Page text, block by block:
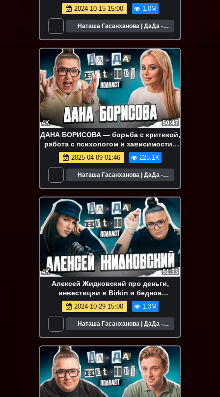
Подкаст
2024-10-15 15:00 1.0M
Наташа Гасанханова | ДаДа -
НетНет
4K 50:47
ДАНА БОРИСОВА — борьба с критикой,
работа с психологом и зависимости |
ДаДа — НетНет. Подкаст
2025-04-09 01:46 225.1K
Наташа Гасанханова | ДаДа -
НетНет
4K 51:33
Алексей Жидковский про деньги,
инвестиции в Birkin и бедное
мышление | ДаДа — НетНет. Подкаст
2024-10-29 15:00 1.3M
Наташа Гасанханова | ДаДа -
НетНет